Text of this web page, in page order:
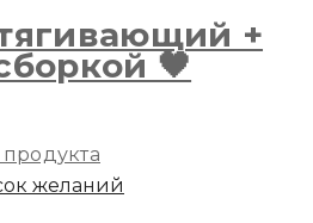
+
🖤
желаний